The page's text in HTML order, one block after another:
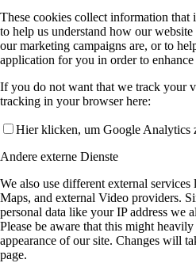
These cookies collect information that
to help us understand how our
our marketing campaigns are, or to
application for you in order to
If you do not want that we track your
tracking in your browser here:
Hier klicken, um Google Analytics
Andere externe Dienste
We also use different external
Maps, and external Video providers.
personal data like your IP address we
Please be aware that this might
appearance of our site. Changes will
page.